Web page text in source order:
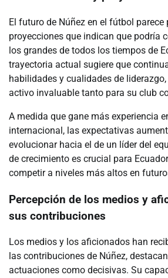
El futuro de Núñez en el fútbol parece
proyecciones que indican que podría
los grandes de todos los tiempos de
trayectoria actual sugiere que
habilidades y cualidades de
activo invaluable tanto para su club
A medida que gane más experiencia
internacional, las expectativas
evolucionar hacia el de un líder del
de crecimiento es crucial para
competir a niveles más altos en
Percepción de los medios y
sus contribuciones
Los medios y los aficionados han
las contribuciones de Núñez,
actuaciones como decisivas. Su